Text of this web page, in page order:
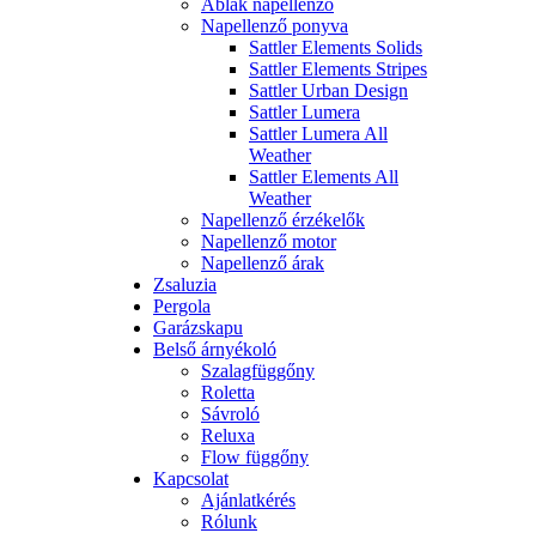
Ablak napellenző
Napellenző ponyva
Sattler Elements Solids
Sattler Elements Stripes
Sattler Urban Design
Sattler Lumera
Sattler Lumera All
Weather
Sattler Elements All
Weather
Napellenző érzékelők
Napellenző motor
Napellenző árak
Zsaluzia
Pergola
Garázskapu
Belső árnyékoló
Szalagfüggőny
Roletta
Sávroló
Reluxa
Flow függőny
Kapcsolat
Ajánlatkérés
Rólunk